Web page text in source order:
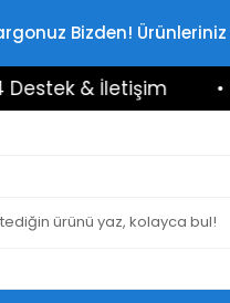
Bizden! Ürünleriniz
& İletişim •